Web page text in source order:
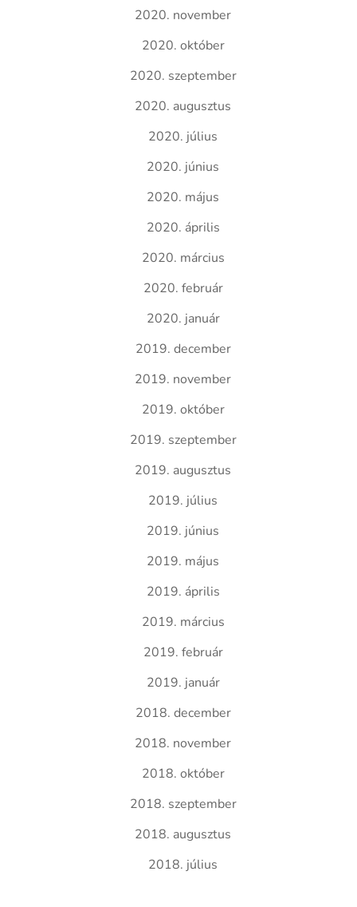
2020. november
2020. október
2020. szeptember
2020. augusztus
2020. július
2020. június
2020. május
2020. április
2020. március
2020. február
2020. január
2019. december
2019. november
2019. október
2019. szeptember
2019. augusztus
2019. július
2019. június
2019. május
2019. április
2019. március
2019. február
2019. január
2018. december
2018. november
2018. október
2018. szeptember
2018. augusztus
2018. július